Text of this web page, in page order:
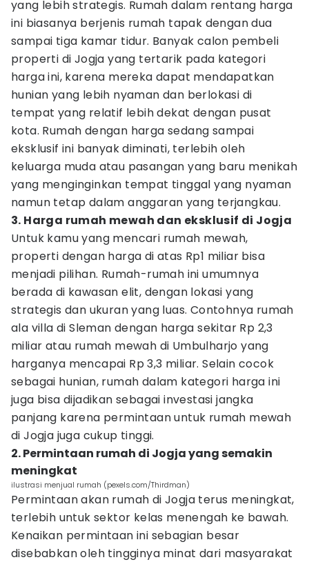
yang lebih strategis. Rumah dalam rentang harga
ini biasanya berjenis rumah tapak dengan dua
sampai tiga kamar tidur. Banyak calon pembeli
properti di Jogja yang tertarik pada kategori
harga ini, karena mereka dapat mendapatkan
hunian yang lebih nyaman dan berlokasi di
tempat yang relatif lebih dekat dengan pusat
kota. Rumah dengan harga sedang sampai
eksklusif ini banyak diminati, terlebih oleh
keluarga muda atau pasangan yang baru menikah
yang menginginkan tempat tinggal yang nyaman
namun tetap dalam anggaran yang terjangkau.
3. Harga rumah mewah dan eksklusif di Jogja
Untuk kamu yang mencari rumah mewah,
properti dengan harga di atas Rp1 miliar bisa
menjadi pilihan. Rumah-rumah ini umumnya
berada di kawasan elit, dengan lokasi yang
strategis dan ukuran yang luas. Contohnya rumah
ala villa di Sleman dengan harga sekitar Rp 2,3
miliar atau rumah mewah di Umbulharjo yang
harganya mencapai Rp 3,3 miliar. Selain cocok
sebagai hunian, rumah dalam kategori harga ini
juga bisa dijadikan sebagai investasi jangka
panjang karena permintaan untuk rumah mewah
di Jogja juga cukup tinggi.
2. Permintaan rumah di Jogja yang semakin
meningkat
ilustrasi menjual rumah (pexels.com/Thirdman)
Permintaan akan rumah di Jogja terus meningkat,
terlebih untuk sektor kelas menengah ke bawah.
Kenaikan permintaan ini sebagian besar
disebabkan oleh tingginya minat dari masyarakat